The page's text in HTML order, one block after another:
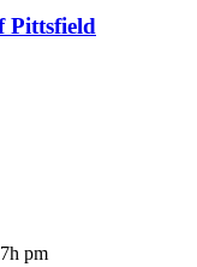
Pittsfield
pm